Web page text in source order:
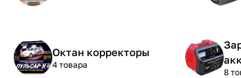
Октан корректоры
4 товара
8